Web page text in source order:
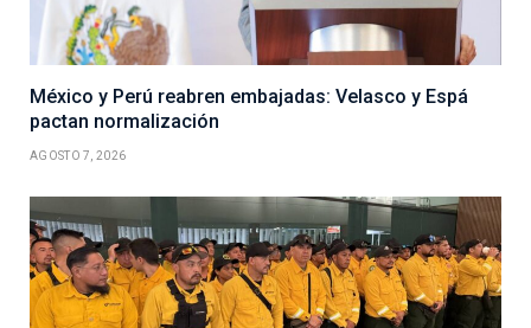
México y Perú reabren embajadas: Velasco y Espá
pactan normalización
AGOSTO 7, 2026